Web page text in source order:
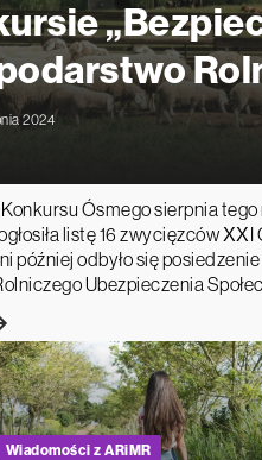
2024
Ósmego sierpnia
listę 16 zwycięzców
później odbyło się
Ubezpieczenia
Wiadomości z ARiMR